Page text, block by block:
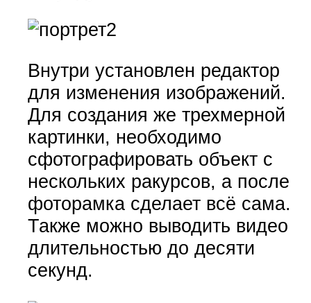
Внутри установлен редактор
для изменения изображений.
Для создания же трехмерной
картинки, необходимо
сфотографировать объект с
нескольких ракурсов, а после
фоторамка сделает всё сама.
Также можно выводить видео
длительностью до десяти
секунд.